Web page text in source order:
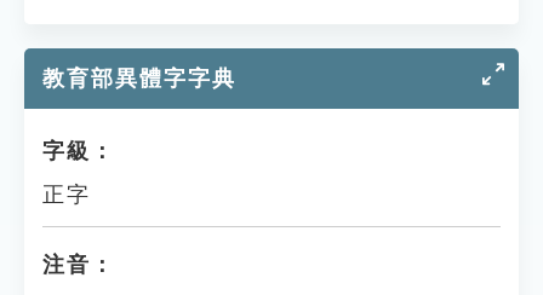
教育部異體字字典
字級：
正字
注音：